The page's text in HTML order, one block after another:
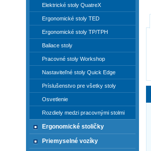
Elektrické stoly QuatreX
Ergonomické stoly TED
Ergonomické stoly TP/TPH
Baliace stoly
Pracovné stoly Workshop
Nastaviteľné stoly Quick Edge
Príslušenstvo pre všetky stoly
Osvetlenie
Rozdiely medzi pracovnými stolmi
Ergonomické stoličky
Priemyselné vozíky